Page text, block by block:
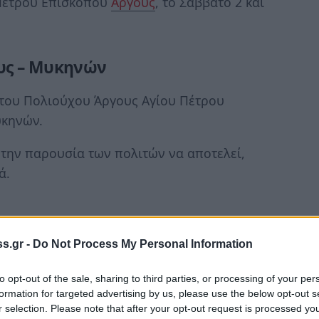
- Do Not Process My Personal Information
opt-out of the sale, sharing to third parties, or processing of your
for targeted advertising by us, please use the below opt-out
selection. Please note that after your opt-out request is processed
– Μυκηνών
Πολιούχου Άργους Αγίου Πέτρου
παρουσία των πολιτών να αποτελεί,
στον Καθεδρικό Ιερό Ναό Αγίου